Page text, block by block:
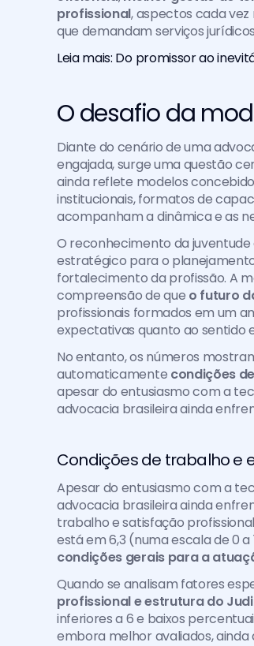
profissional, aspectos cada
que demandam serviços
Leia mais: Do promissor ao
O desafio da
Diante do cenário de uma
engajada, surge uma questão
ainda reflete modelos
institucionais, formatos de
acompanham a dinâmica e as
O reconhecimento da
estratégico para o
fortalecimento da profissão. A
compreensão de que o futuro
profissionais formados em um
expectativas quanto ao sentido
No entanto, os números
automaticamente condições
apesar do entusiasmo com a
advocacia brasileira ainda
Condições de trabalho e
Apesar do entusiasmo com a
advocacia brasileira ainda
trabalho e satisfação
está em 6,3 (numa escala de 0 a
condições gerais para a
Quando se analisam fatores
profissional e estrutura do
inferiores a 6 e baixos
embora melhor avaliados,